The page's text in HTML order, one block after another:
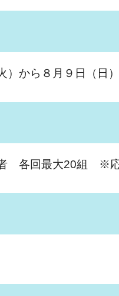
）から８月９日（日
各回最大20組 ※応